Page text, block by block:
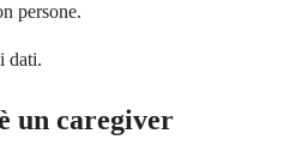
persone.
dati.
un caregiver